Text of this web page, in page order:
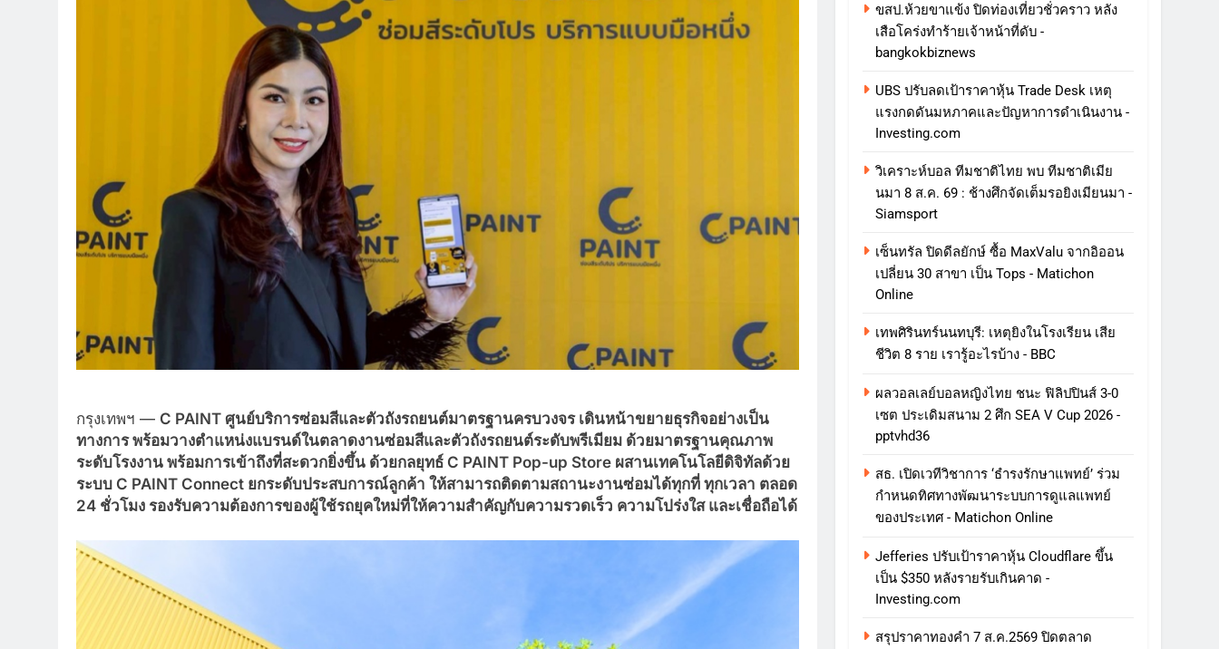
กรุงเทพฯ — C PAINT ศูนย์บริการซ่อมสีและตัวถังรถยนต์มาตรฐานครบวงจร เดินหน้าขยายธุรกิจอย่างเป็น
ทางการ พร้อมวางตำแหน่งแบรนด์ในตลาดงานซ่อมสีและตัวถังรถยนต์ระดับพรีเมียม ด้วยมาตรฐานคุณภาพ
ระดับโรงงาน พร้อมการเข้าถึงที่สะดวกยิ่งขึ้น ด้วยกลยุทธ์ C PAINT Pop-up Store ผสานเทคโนโลยีดิจิทัลด้วย
ระบบ C PAINT Connect ยกระดับประสบการณ์ลูกค้า ให้สามารถติดตามสถานะงานซ่อมได้ทุกที่ ทุกเวลา ตลอด
24 ชั่วโมง รองรับความต้องการของผู้ใช้รถยุคใหม่ที่ให้ความสำคัญกับความรวดเร็ว ความโปร่งใส และเชื่อถือได้
ขสป.ห้วยขาแข้ง ปิดท่องเที่ยวชั่วคราว หลัง
เสือโคร่งทำร้ายเจ้าหน้าที่ดับ -
bangkokbiznews
UBS ปรับลดเป้าราคาหุ้น Trade Desk เหตุ
แรงกดดันมหภาคและปัญหาการดําเนินงาน -
Investing.com
วิเคราะห์บอล ทีมชาติไทย พบ ทีมชาติเมีย
นมา 8 ส.ค. 69 : ช้างศึกจัดเต็มรอยิงเมียนมา -
Siamsport
เซ็นทรัล ปิดดีลยักษ์ ซื้อ MaxValu จากอิออน
เปลี่ยน 30 สาขา เป็น Tops - Matichon
Online
เทพศิรินทร์นนทบุรี: เหตุยิงในโรงเรียน เสีย
ชีวิต 8 ราย เรารู้อะไรบ้าง - BBC
ผลวอลเลย์บอลหญิงไทย ชนะ ฟิลิปปินส์ 3-0
เซต ประเดิมสนาม 2 ศึก SEA V Cup 2026 -
pptvhd36
สธ. เปิดเวทีวิชาการ ‘ธำรงรักษาแพทย์’ ร่วม
กำหนดทิศทางพัฒนาระบบการดูแลแพทย์
ของประเทศ - Matichon Online
Jefferies ปรับเป้าราคาหุ้น Cloudflare ขึ้น
เป็น $350 หลังรายรับเกินคาด -
Investing.com
สรุปราคาทองคำ 7 ส.ค.2569 ปิดตลาด